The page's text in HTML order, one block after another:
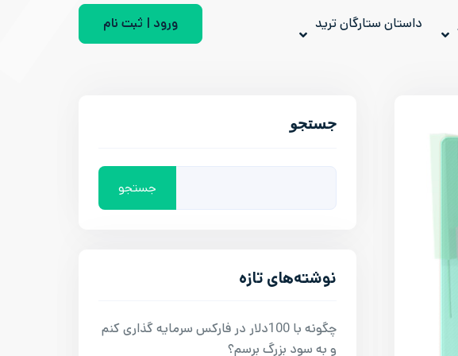
داستان ستارگان ترید ورود | ثبت نام
جستجو
جستجو
نوشته‌های تازه
چگونه با 100دلار در فارکس سرمایه گذاری کنم
و به سود بزرگ برسم؟